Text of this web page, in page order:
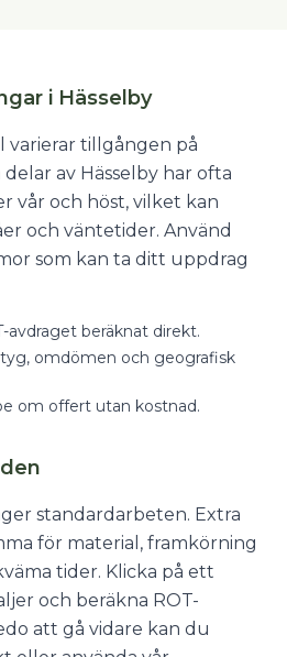
i Hässelby
varierar tillgången på
av Hässelby har ofta
vår och höst, vilket kan
och väntetider. Använd
som kan ta ditt uppdrag
avdraget beräknat direkt.
omdömen och geografisk
om offert utan kostnad.
standardarbeten. Extra
för material, framkörning
tider. Klicka på ett
och beräkna ROT-
att gå vidare kan du